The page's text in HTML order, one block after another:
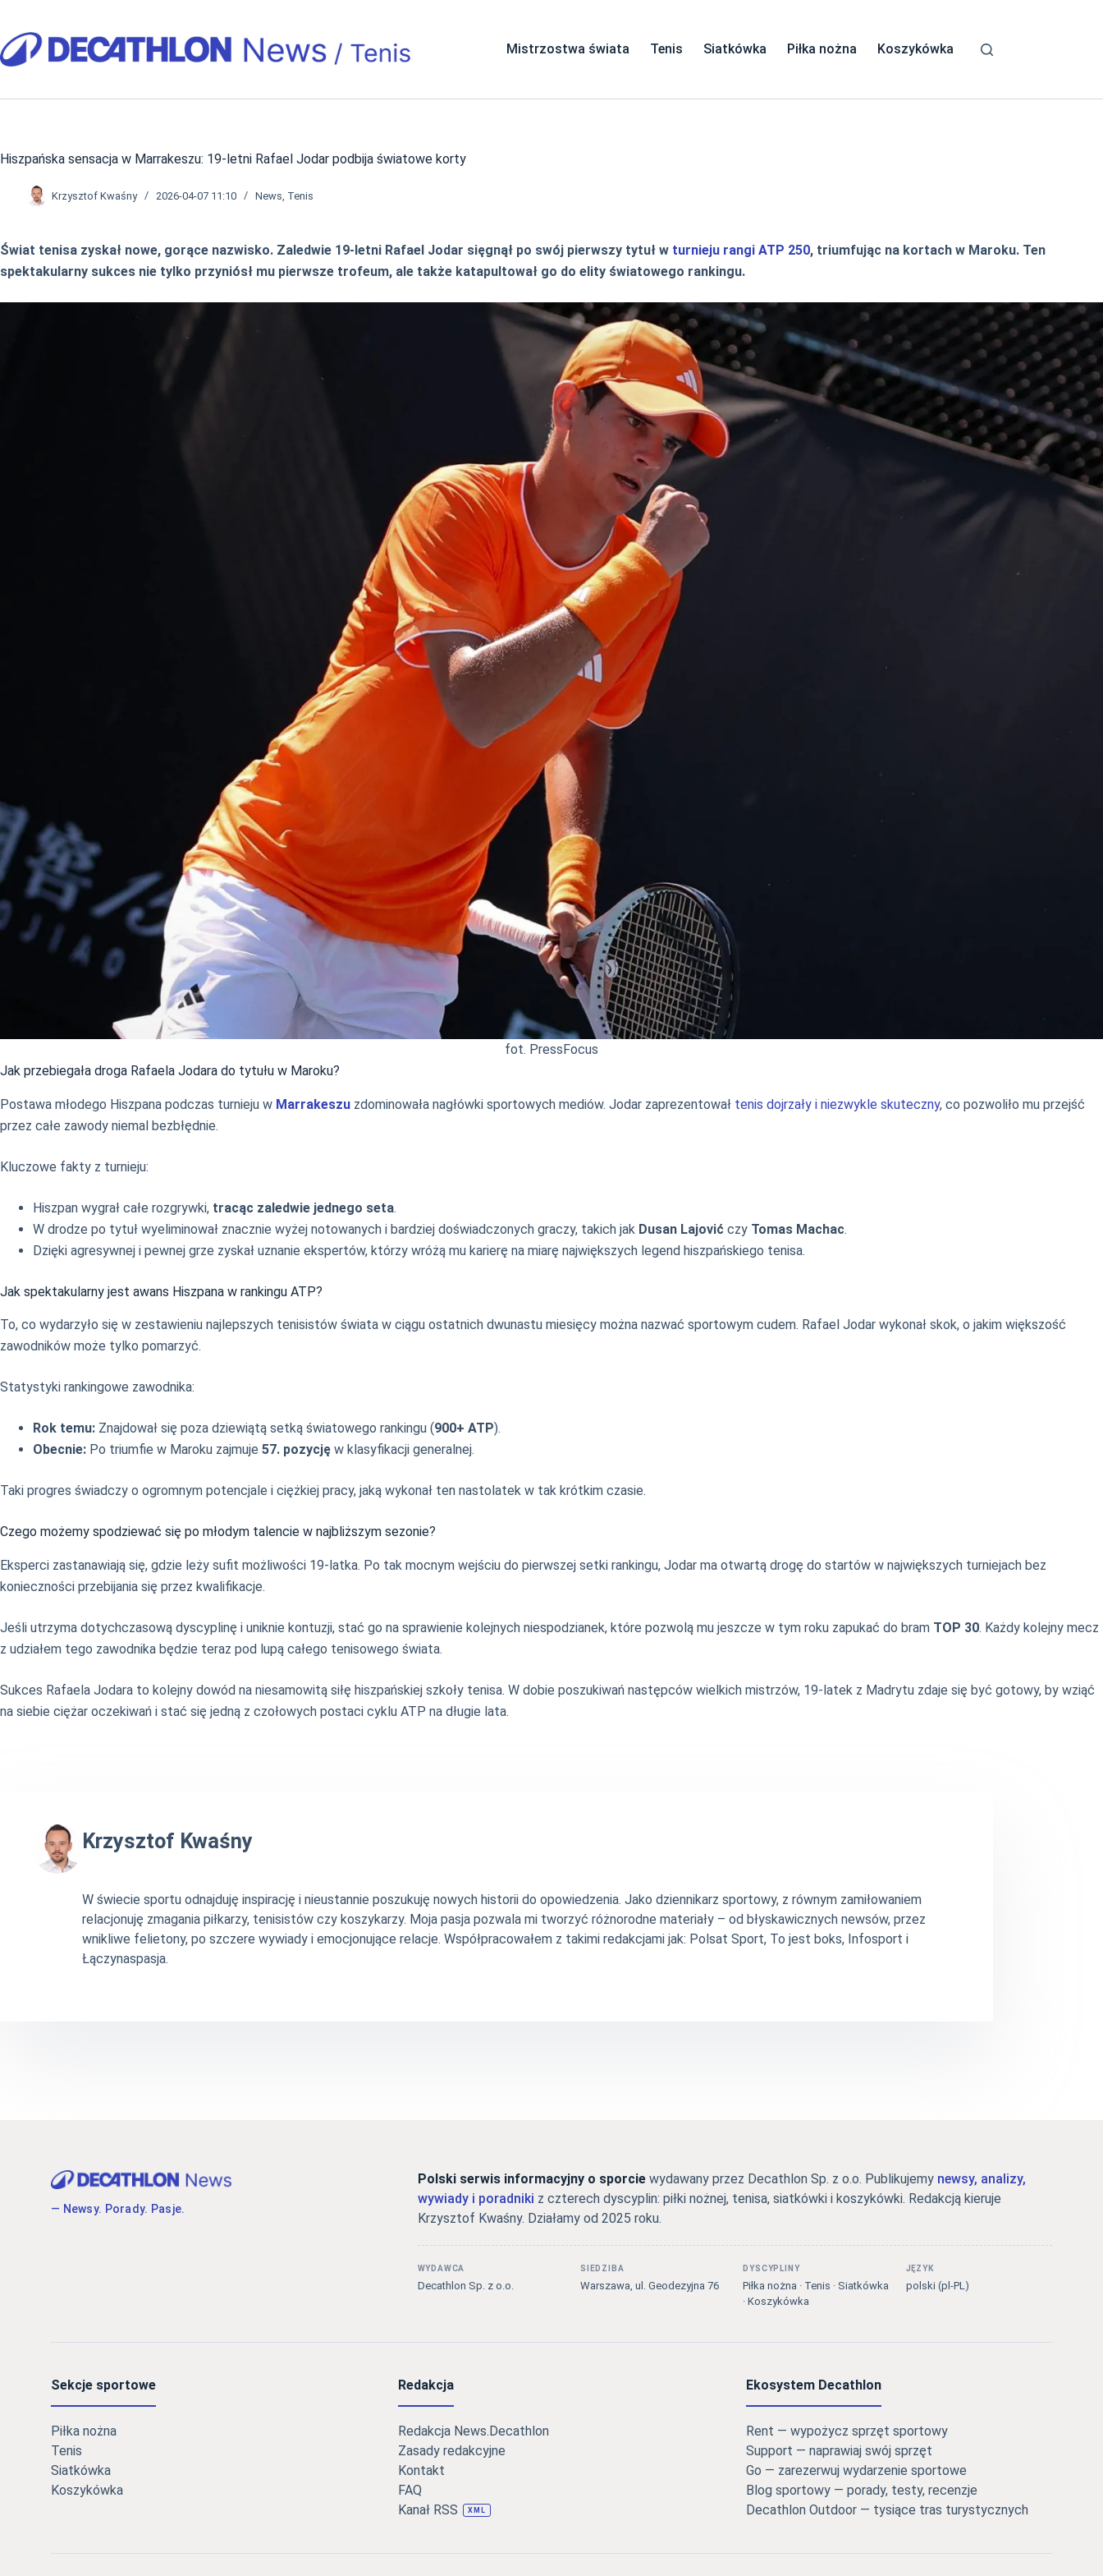
treści
Mistrzostwa świata Tenis Siatkówka Piłka nożna Koszykówka
Hiszpańska sensacja w Marrakeszu: 19-letni Rafael Jodar podbija światowe korty
Krzysztof Kwaśny 2026-04-07 11:10 News Tenis
Świat tenisa zyskał nowe, gorące nazwisko. Zaledwie 19-letni Rafael Jodar sięgnął po swój pierwszy tytuł w turnieju rangi ATP 250, triumfując na kortach w Maroku. Ten
spektakularny sukces nie tylko przyniósł mu pierwsze trofeum, ale także katapultował go do elity światowego rankingu.
fot. PressFocus
Jak przebiegała droga Rafaela Jodara do tytułu w Maroku?
Postawa młodego Hiszpana podczas turnieju w Marrakeszu zdominowała nagłówki sportowych mediów. Jodar zaprezentował tenis dojrzały i niezwykle skuteczny, co pozwoliło mu przejść
przez całe zawody niemal bezbłędnie.
Kluczowe fakty z turnieju:
Hiszpan wygrał całe rozgrywki, tracąc zaledwie jednego seta.
W drodze po tytuł wyeliminował znacznie wyżej notowanych i bardziej doświadczonych graczy, takich jak Dusan Lajović czy Tomas Machac.
Dzięki agresywnej i pewnej grze zyskał uznanie ekspertów, którzy wróżą mu karierę na miarę największych legend hiszpańskiego tenisa.
Jak spektakularny jest awans Hiszpana w rankingu ATP?
To, co wydarzyło się w zestawieniu najlepszych tenisistów świata w ciągu ostatnich dwunastu miesięcy można nazwać sportowym cudem. Rafael Jodar wykonał skok, o jakim większość
zawodników może tylko pomarzyć.
Statystyki rankingowe zawodnika:
Rok temu: Znajdował się poza dziewiątą setką światowego rankingu (900+ ATP).
Obecnie: Po triumfie w Maroku zajmuje 57. pozycję w klasyfikacji generalnej.
Taki progres świadczy o ogromnym potencjale i ciężkiej pracy, jaką wykonał ten nastolatek w tak krótkim czasie.
Czego możemy spodziewać się po młodym talencie w najbliższym sezonie?
Eksperci zastanawiają się, gdzie leży sufit możliwości 19-latka. Po tak mocnym wejściu do pierwszej setki rankingu, Jodar ma otwartą drogę do startów w największych turniejach bez
konieczności przebijania się przez kwalifikacje.
Jeśli utrzyma dotychczasową dyscyplinę i uniknie kontuzji, stać go na sprawienie kolejnych niespodzianek, które pozwolą mu jeszcze w tym roku zapukać do bram TOP 30. Każdy kolejny mecz
z udziałem tego zawodnika będzie teraz pod lupą całego tenisowego świata.
Sukces Rafaela Jodara to kolejny dowód na niesamowitą siłę hiszpańskiej szkoły tenisa. W dobie poszukiwań następców wielkich mistrzów, 19-latek z Madrytu zdaje się być gotowy, by wziąć
na siebie ciężar oczekiwań i stać się jedną z czołowych postaci cyklu ATP na długie lata.
Krzysztof Kwaśny
W świecie sportu odnajduję inspirację i nieustannie poszukuję nowych historii do opowiedzenia. Jako dziennikarz sportowy, z równym zamiłowaniem
relacjonuję zmagania piłkarzy, tenisistów czy koszykarzy. Moja pasja pozwala mi tworzyć różnorodne materiały – od błyskawicznych newsów, przez
wnikliwe felietony, po szczere wywiady i emocjonujące relacje. Współpracowałem z takimi redakcjami jak: Polsat Sport, To jest boks, Infosport i
Łączynaspasja.
— Newsy. Porady. Pasje.
Polski serwis informacyjny o sporciewydawany przez Decathlon Sp. z o.o. Publikujemy newsy, analizy,
wywiady i poradniki z czterech dyscyplin: piłki nożnej, tenisa, siatkówki i koszykówki. Redakcją kieruje
Krzysztof Kwaśny. Działamy od 2025 roku.
WYDAWCA
Decathlon Sp. z o.o.
SIEDZIBA
Warszawa, ul. Geodezyjna 76
DYSCYPLINY
Piłka nożna · Tenis · Siatkówka
· Koszykówka
JĘZYK
polski (pl-PL)
Sekcje sportowe
Piłka nożna
Tenis
Siatkówka
Koszykówka
Redakcja
Redakcja News.Decathlon
Zasady redakcyjne
Kontakt
FAQ
Kanał RSS
XML
Ekosystem Decathlon
Rent — wypożycz sprzęt sportowy
Support — naprawiaj swój sprzęt
Go — zarezerwuj wydarzenie sportowe
Blog sportowy — porady, testy, recenzje
Decathlon Outdoor — tysiące tras turystycznych